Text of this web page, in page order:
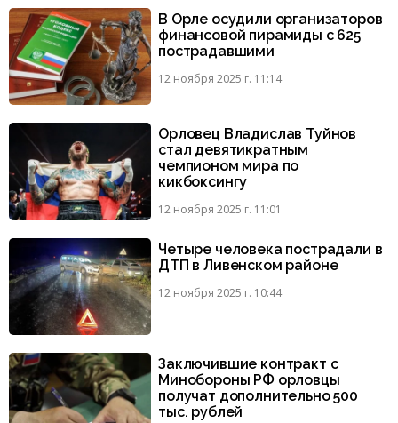
В Орле осудили организаторов
финансовой пирамиды с 625
пострадавшими
12 ноября 2025 г. 11:14
Орловец Владислав Туйнов
стал девятикратным
чемпионом мира по
кикбоксингу
12 ноября 2025 г. 11:01
Четыре человека пострадали в
ДТП в Ливенском районе
12 ноября 2025 г. 10:44
Заключившие контракт с
Минобороны РФ орловцы
получат дополнительно 500
тыс. рублей